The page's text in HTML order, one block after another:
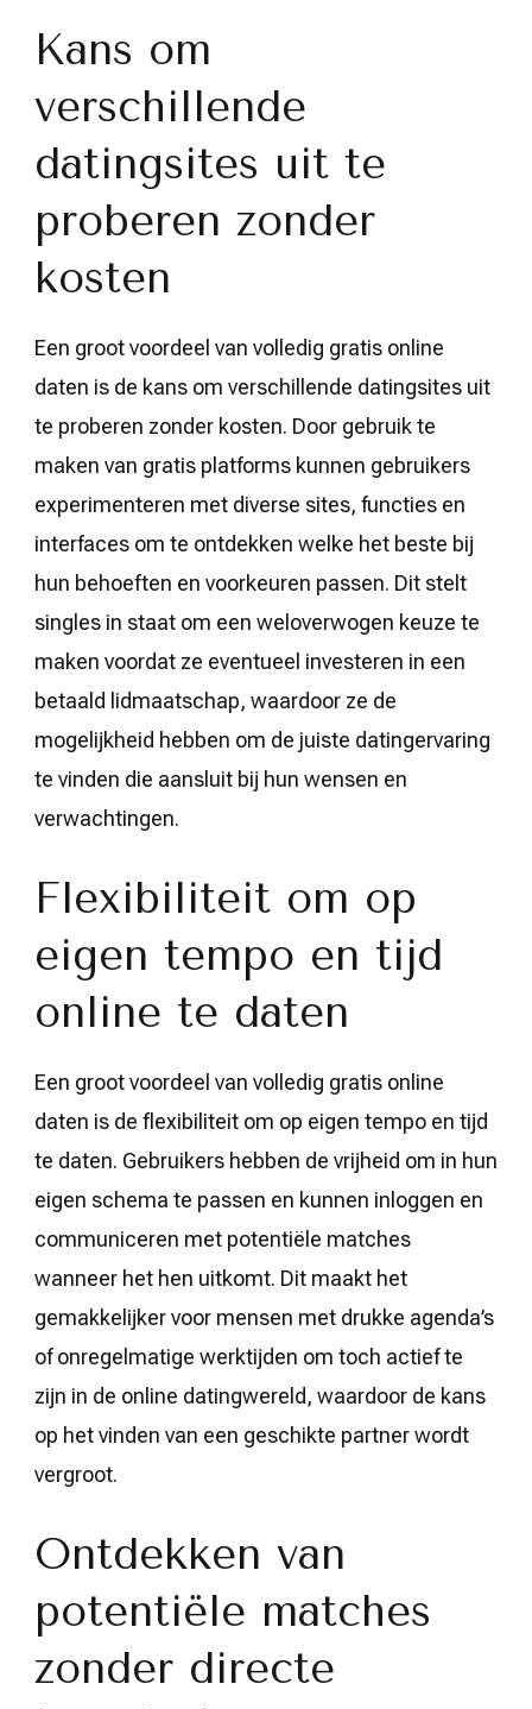
Kans om
verschillende
datingsites uit te
proberen zonder
kosten
Een groot voordeel van volledig gratis online
daten is de kans om verschillende datingsites uit
te proberen zonder kosten. Door gebruik te
maken van gratis platforms kunnen gebruikers
experimenteren met diverse sites, functies en
interfaces om te ontdekken welke het beste bij
hun behoeften en voorkeuren passen. Dit stelt
singles in staat om een weloverwogen keuze te
maken voordat ze eventueel investeren in een
betaald lidmaatschap, waardoor ze de
mogelijkheid hebben om de juiste datingervaring
te vinden die aansluit bij hun wensen en
verwachtingen.
Flexibiliteit om op
eigen tempo en tijd
online te daten
Een groot voordeel van volledig gratis online
daten is de flexibiliteit om op eigen tempo en tijd
te daten. Gebruikers hebben de vrijheid om in hun
eigen schema te passen en kunnen inloggen en
communiceren met potentiële matches
wanneer het hen uitkomt. Dit maakt het
gemakkelijker voor mensen met drukke agenda’s
of onregelmatige werktijden om toch actief te
zijn in de online datingwereld, waardoor de kans
op het vinden van een geschikte partner wordt
vergroot.
Ontdekken van
potentiële matches
zonder directe